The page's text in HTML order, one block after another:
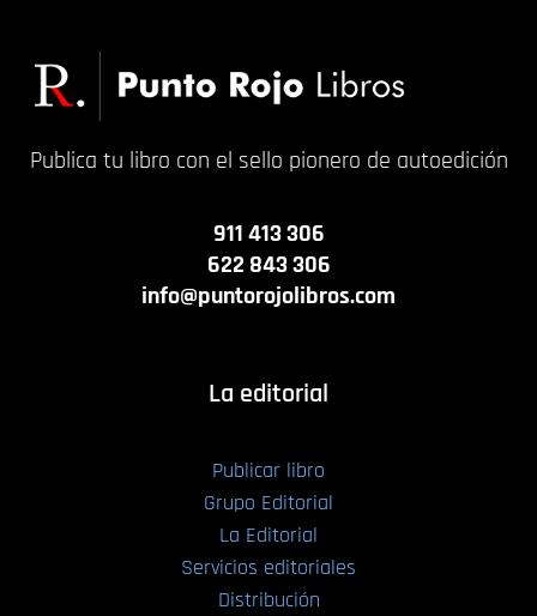
Publica tu libro con el sello pionero de autoedición
911 413 306
622 843 306
info@puntorojolibros.com
La editorial
Publicar libro
Grupo Editorial
La Editorial
Servicios editoriales
Distribución